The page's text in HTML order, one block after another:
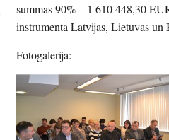
summas 90% – 1 610 448,30
instrumenta Latvijas, Lietuvas un
Fotogalerija: